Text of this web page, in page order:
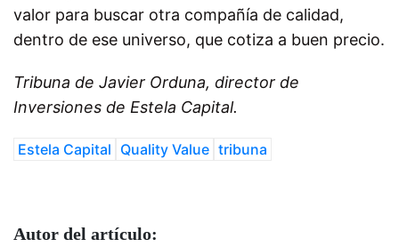
valor para buscar otra compañía de calidad,
dentro de ese universo, que cotiza a buen precio.
Tribuna de Javier Orduna, director de
Inversiones de Estela Capital.
Estela Capital Quality Value tribuna
Autor del artículo: